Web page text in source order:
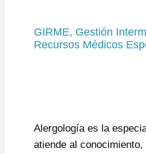
GIRME, Gestión
Recursos Médicos
Alergología es la
atiende al